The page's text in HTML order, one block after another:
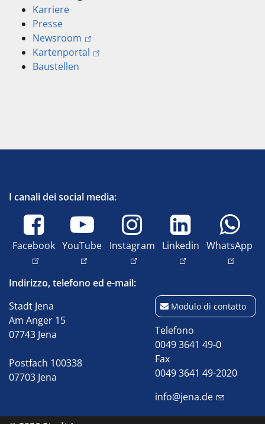
Karriere
Presse
Newsroom
Kartenportal
Baustellen
I canali dei social media:
Facebook YouTube Instagram Linkedin WhatsApp
Indirizzo, telefono ed e-mail:
Stadt Jena
Am Anger 15
07743 Jena
Postfach 100338
07703 Jena
Modulo di contatto
Telefono
0049 3641 49-0
Fax
0049 3641 49-2020
info@jena.de